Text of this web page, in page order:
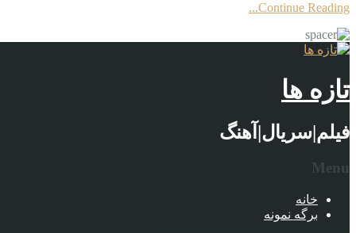
Continue Reading...
تازه ها
فیلم|سریال|آهنگ
Menu
خانه
برگه نمونه